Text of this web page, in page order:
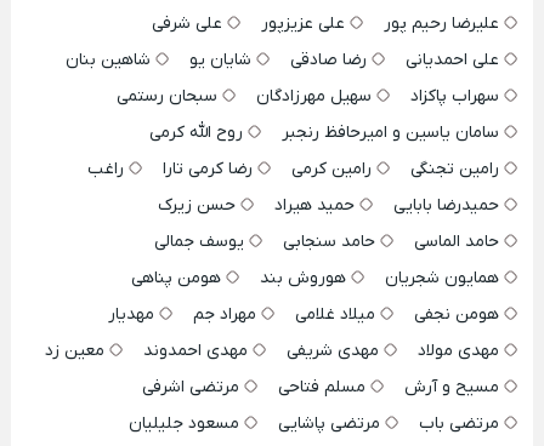
علیرضا رحیم پور
علی عزیزپور
علی شرفی
علی احمدیانی
رضا صادقی شایان یو
شاهین بنان
سهراب پاکزاد
سهیل مهرزادگان
سبحان رستمی
سامان یاسین و امیرحافظ رنجبر
روح الله کرمی
رامین تجنگی
رامین کرمی رضا کرمی تارا
راغب
حمیدرضا بابایی
حمید هیراد
حسن زیرک
حامد الماسی
حامد سنجابی
یوسف جمالی
همایون شجریان
هوروش بند
هومن پناهی
هومن نجفی
میلاد غلامی مهراد جم
مهدیار
مهدی مولاد
مهدی شریفی مهدی احمدوند
معین زد
مسیح و آرش
مسلم فتاحی
مرتضی اشرفی
مرتضی باب
مرتضی پاشایی
مسعود جلیلیان